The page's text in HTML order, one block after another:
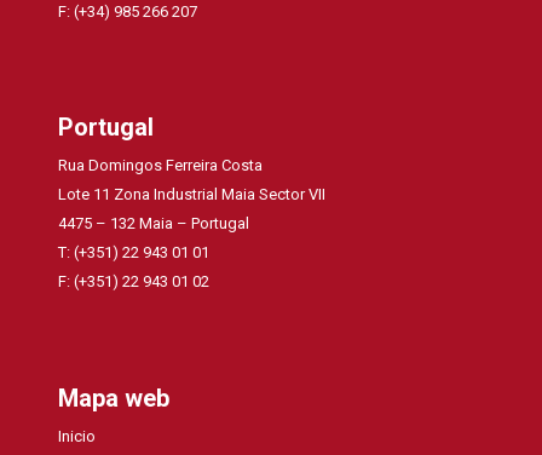
F: (+34) 985 266 207
Portugal
Rua Domingos Ferreira Costa
Lote 11 Zona Industrial Maia Sector VII
4475 – 132 Maia – Portugal
T: (+351) 22 943 01 01
F: (+351) 22 943 01 02
Mapa web
Inicio